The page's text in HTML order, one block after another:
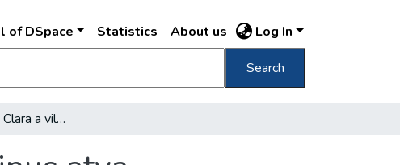
of DSpace Statistics About us Log In
Search
Abraham a Santa Clara a világhírű kapucinus atya prédikációja a magyarokról